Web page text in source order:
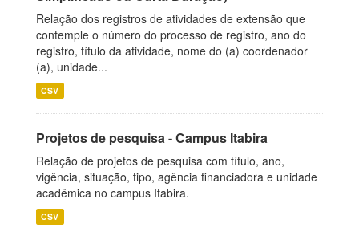
Relação dos registros de atividades de extensão que
contemple o número do processo de registro, ano do
registro, título da atividade, nome do (a) coordenador
(a), unidade...
CSV
Projetos de pesquisa - Campus Itabira
Relação de projetos de pesquisa com título, ano,
vigência, situação, tipo, agência financiadora e unidade
acadêmica no campus Itabira.
CSV